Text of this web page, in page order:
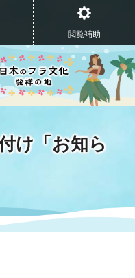
閲覧補助
け「お知ら